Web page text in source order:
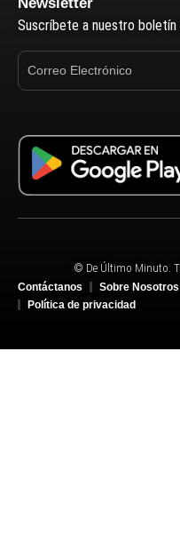
Suscríbete a nuestro boletín
© De Último Minuto.
Contáctanos
Sobre
Política de privacidad